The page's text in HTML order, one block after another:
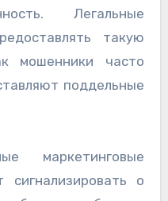
Легальные
такую
мошенники часто
поддельные
маркетинговые
сигнализировать о